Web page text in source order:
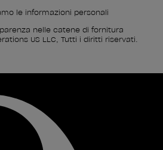
le informazioni personali
nelle catene di fornitura
US LLC, Tutti i diritti riservati.